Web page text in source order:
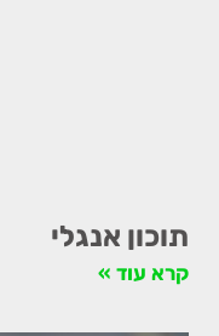
תוכון אנגלי
קרא עוד »